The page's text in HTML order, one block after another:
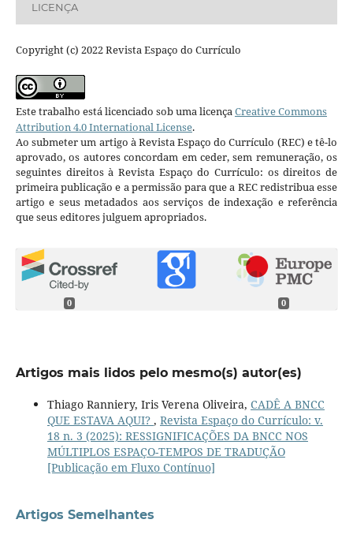
LICENÇA
Copyright (c) 2022 Revista Espaço do Currículo
Este trabalho está licenciado sob uma licençaCreative Commons
Attribution 4.0 International License.
Ao submeter um artigo à Revista Espaço do Currículo (REC) e tê-lo
aprovado, os autores concordam em ceder, sem remuneração, os
seguintes direitos à Revista Espaço do Currículo: os direitos de
primeira publicação e a permissão para que a REC redistribua esse
artigo e seus metadados aos serviços de indexação e referência
que seus editores julguem apropriados.
0 0
Artigos mais lidos pelo mesmo(s) autor(es)
Thiago Ranniery, Iris Verena Oliveira, CADÊ A BNCC
QUE ESTAVA AQUI? , Revista Espaço do Currículo: v.
18 n. 3 (2025): RESSIGNIFICAÇÕES DA BNCC NOS
MÚLTIPLOS ESPAÇO-TEMPOS DE TRADUÇÃO
[Publicação em Fluxo Contínuo]
Artigos Semelhantes